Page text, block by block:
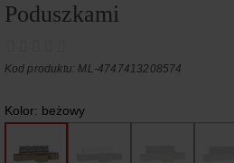
Poduszkami
Kod produktu: ML-4747413208574
Kolor: beżowy